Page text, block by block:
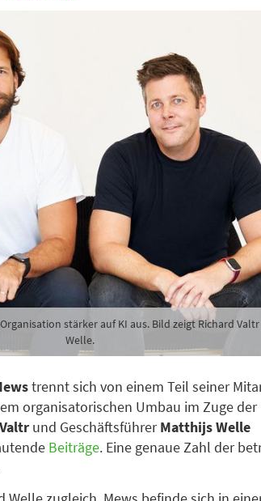
stärker auf KI aus. Bild zeigt Richard
Welle.
trennt sich von einem Teil seiner
organisatorischen Umbau im Zuge der
und GeschäftsführerMatthijs Welle
Beiträge. Eine genaue Zahl der